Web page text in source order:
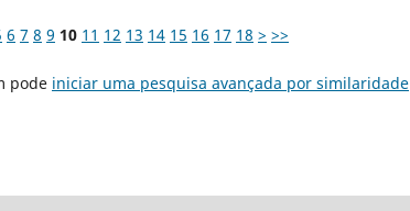
6 7 8 9 10 11 12 13 14 15 16 17 18 > >>
pode iniciar uma pesquisa avançada por similaridade